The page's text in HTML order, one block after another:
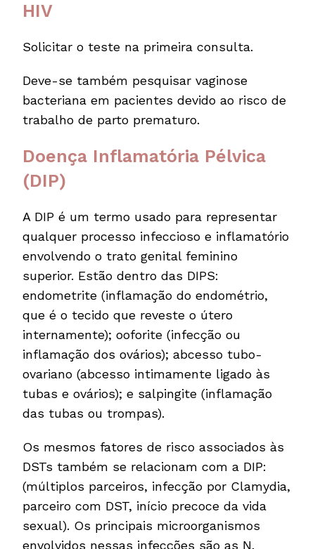
HIV
Solicitar o teste na primeira consulta.
Deve-se também pesquisar vaginose
bacteriana em pacientes devido ao risco de
trabalho de parto prematuro.
Doença Inflamatória Pélvica
(DIP)
A DIP é um termo usado para representar
qualquer processo infeccioso e inflamatório
envolvendo o trato genital feminino
superior. Estão dentro das DIPS:
endometrite (inflamação do endométrio,
que é o tecido que reveste o útero
internamente); ooforite (infecção ou
inflamação dos ovários); abcesso tubo-
ovariano (abcesso intimamente ligado às
tubas e ovários); e salpingite (inflamação
das tubas ou trompas).
Os mesmos fatores de risco associados às
DSTs também se relacionam com a DIP:
(múltiplos parceiros, infecção por Clamydia,
parceiro com DST, início precoce da vida
sexual). Os principais microorganismos
envolvidos nessas infecções são as N.